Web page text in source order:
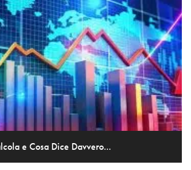
e Cosa Dice Davvero...